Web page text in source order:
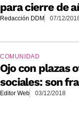
para cierre de
Redacción DDM 07/12/
COMUNIDAD
Ojo con plazas
sociales: son
Editor Web 03/12/2018